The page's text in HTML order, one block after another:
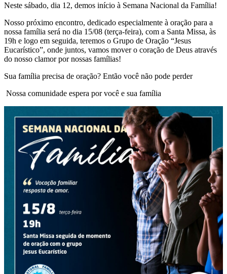
Neste sábado, dia 12, demos início à Semana Nacional da Família!
Nosso próximo encontro, dedicado especialmente à oração para a
nossa família será no dia 15/08 (terça-feira), com a Santa Missa, às
19h e logo em seguida, teremos o Grupo de Oração “Jesus
Eucarístico”, onde juntos, vamos mover o coração de Deus através
do nosso clamor por nossas famílias!
Sua família precisa de oração? Então você não pode perder
Nossa comunidade espera por você e sua família